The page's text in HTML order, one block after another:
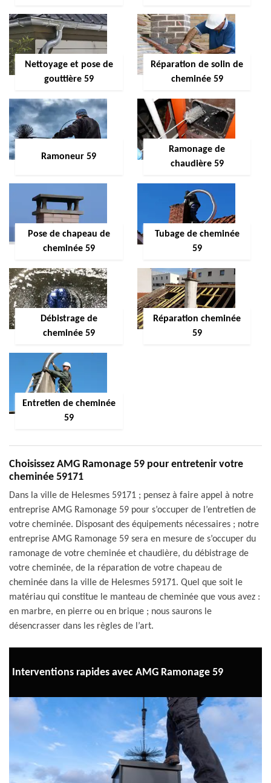
Nettoyage et pose de
gouttière 59
Réparation de solin de
cheminée 59
Ramoneur 59
Ramonage de
chaudière 59
Pose de chapeau de
cheminée 59
Tubage de cheminée
59
Débistrage de
cheminée 59
Réparation cheminée
59
Entretien de cheminée
59
Choisissez AMG Ramonage 59 pour entretenir votre
cheminée 59171
Dans la ville de Helesmes 59171 ; pensez à faire appel à notre
entreprise AMG Ramonage 59 pour s’occuper de l’entretien de
votre cheminée. Disposant des équipements nécessaires ; notre
entreprise AMG Ramonage 59 sera en mesure de s’occuper du
ramonage de votre cheminée et chaudière, du débistrage de
votre cheminée, de la réparation de votre chapeau de
cheminée dans la ville de Helesmes 59171. Quel que soit le
matériau qui constitue le manteau de cheminée que vous avez :
en marbre, en pierre ou en brique ; nous saurons le
désencrasser dans les règles de l’art.
Interventions rapides avec AMG Ramonage 59